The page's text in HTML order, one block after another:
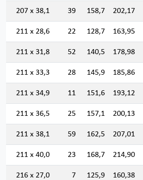
207 x 38,1 39 158,7 202,17
211 x 28,6 22 128,7 163,95
211 x 31,8 52 140,5 178,98
211 x 33,3 28 145,9 185,86
211 x 34,9 11 151,6 193,12
211 x 36,5 25 157,1 200,13
211 x 38,1 59 162,5 207,01
211 x 40,0 23 168,7 214,90
216 x 27,0 7 125,9 160,38